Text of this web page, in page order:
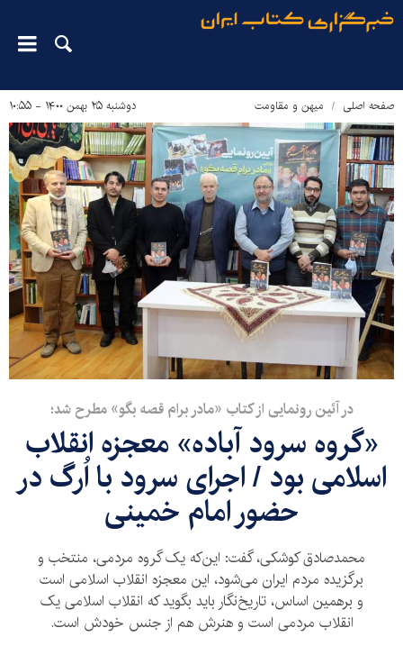
صفحه اصلی میهن و مقاومت دوشنبه ۲۵ بهمن ۱۴۰۰ - ۱۰:۵۵
در آئین رونمایی از کتاب «مادر برام قصه بگو» مطرح شد؛
«گروه سرود آباده» معجزه انقلاب
اسلامی بود / اجرای سرود با اُرگ در
حضور امام خمینی
محمدصادق کوشکی، گفت: این‌که یک گروه مردمی، منتخب و
برگزیده مردم ایران می‌شود، این معجزه انقلاب اسلامی است
و برهمین اساس، تاریخ‌نگار باید بگوید که انقلاب اسلامی یک
انقلاب مردمی است و هنرش هم از جنس خودش است.